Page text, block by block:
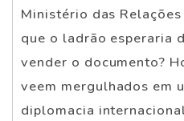
Ministério das
que o ladrão esperaria
vender o documento?
veem mergulhados em
diplomacia